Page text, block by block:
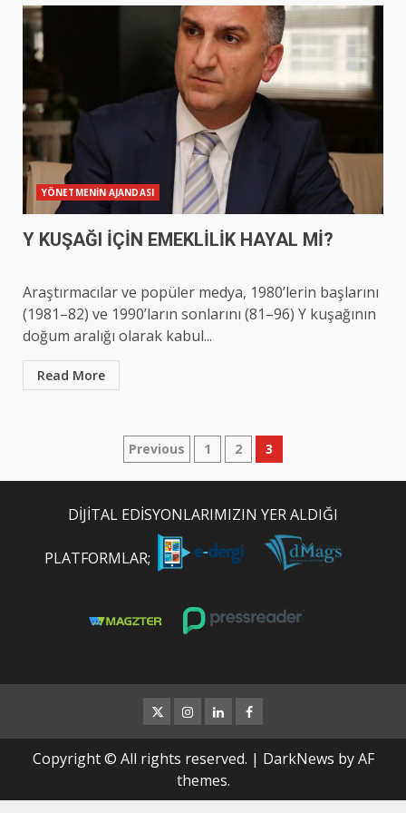
YÖNETMENİN AJANDASI
Y KUŞAĞI İÇİN EMEKLİLİK HAYAL Mİ?
Araştırmacılar ve popüler medya, 1980’lerin başlarını
(1981–82) ve 1990’ların sonlarını (81–96) Y kuşağının
doğum aralığı olarak kabul...
Read More
Yazı
sayfalaması
Previous 1 2 3
DİJİTAL EDİSYONLARIMIZIN YER ALDIĞI
PLATFORMLAR;
Twitterİnstagram
LinkedinFacebook
Copyright © All rights reserved. | DarkNews by AF
themes.